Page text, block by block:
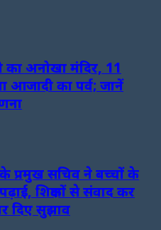
का अनोखा मंदिर, 11
आजादी का पर्व; जानें
के प्रमुख सचिव ने बच्चों के
शिक्षकों से संवाद कर
दिए सुझाव